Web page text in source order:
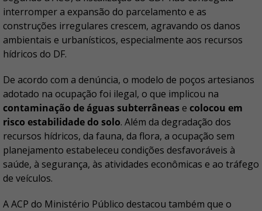
interromper a expansão do parcelamento e as
construções irregulares crescem, agravando os danos
ambientais e urbanísticos, especialmente aos recursos
hídricos do DF.
De acordo com a denúncia, o modelo de poços artesianos
adotado na ocupação foi ilegal, o que implicou na
contaminação de águas subterrânease colocou em
risco estabilidade do solo. Além da degradação dos
recursos hídricos, da fauna, da flora, a ocupação sem
planejamento estabeleceu condições desfavoráveis à
saúde, à segurança, às atividades econômicas e ao tráfego
de veículos.
A ACP do Ministério Público destacou também que o